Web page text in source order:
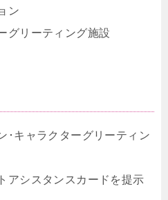
ン
グリーティング施設
･キャラクターグリーティン
アシスタンスカードを提示